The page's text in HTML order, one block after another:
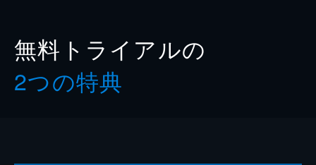
無料トライアルの
2つの特典